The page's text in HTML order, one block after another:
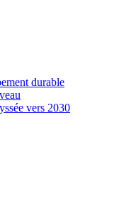
durable
vers 2030